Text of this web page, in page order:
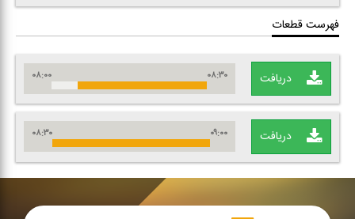
فهرست قطعات
دریافت ۰۸:۰۰ ۰۸:۳۰
دریافت ۰۸:۳۰ ۰۹:۰۰